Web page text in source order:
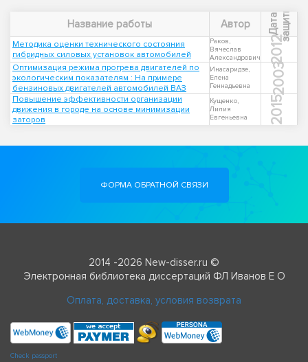
Название работы Автор Д
а
т
а
з
а
щ
и
т ы
Методика оценки технического состояния
гибридных силовых установок автомобилей
Раков,
Вячеслав
Александрович
2012
Оптимизация режима прогрева двигателей по
экологическим показателям : На примере
бензиновых двигателей автомобилей ВАЗ
Инасаридзе,
Елена
Геннадьевна
2003
Повышение эффективности организации
движения в городе на основе минимизации
заторов
Кущенко,
Лилия
Евгеньевна
2015
ФОРМА ОБРАТНОЙ СВЯЗИ
2014 -2026 New-disser.ru ©
Электронная библиотека диссертаций ФЛ Иванов Е О
Оплата, доставка, условия возврата
Check passport